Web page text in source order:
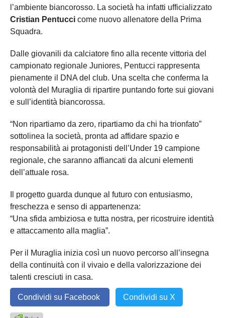
l’ambiente biancorosso. La società ha infatti ufficializzato
Cristian Pentucci come nuovo allenatore della Prima
Squadra.
Dalle giovanili da calciatore fino alla recente vittoria del
campionato regionale Juniores, Pentucci rappresenta
pienamente il DNA del club. Una scelta che conferma la
volontà del Muraglia di ripartire puntando forte sui giovani
e sull’identità biancorossa.
“Non ripartiamo da zero, ripartiamo da chi ha trionfato”
sottolinea la società, pronta ad affidare spazio e
responsabilità ai protagonisti dell’Under 19 campione
regionale, che saranno affiancati da alcuni elementi
dell’attuale rosa.
Il progetto guarda dunque al futuro con entusiasmo,
freschezza e senso di appartenenza:
“Una sfida ambiziosa e tutta nostra, per ricostruire identità
e attaccamento alla maglia”.
Per il Muraglia inizia così un nuovo percorso all’insegna
della continuità con il vivaio e della valorizzazione dei
talenti cresciuti in casa.
Condividi su Facebook Condividi su X